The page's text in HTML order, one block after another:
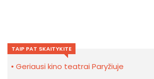
TAIP PAT SKAITYKITE
Geriausi kino teatrai Paryžiuje